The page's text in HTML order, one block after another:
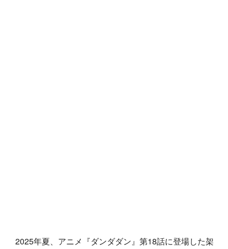
2025年夏、アニメ『ダンダダン』第18話に登場した架